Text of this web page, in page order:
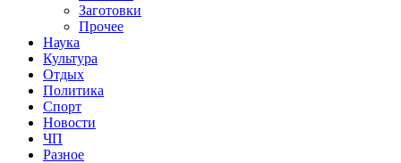
Заготовки
Прочее
Наука
Культура
Отдых
Политика
Спорт
Новости
ЧП
Разное